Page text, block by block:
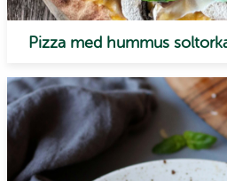
Pizza med hummus